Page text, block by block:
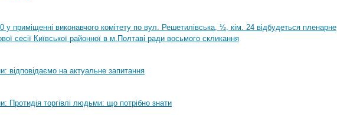
у приміщенні виконавчого комітету по вул. Решетилівська, ½, кім. 24 відбудеться пленарне
сесії Київської районної в м.Полтаві ради восьмого скликання
відповідаємо на актуальне запитання
Протидія торгівлі людьми: що потрібно знати